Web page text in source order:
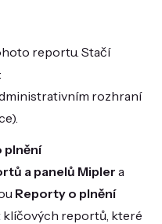
reportu. Stačí
rozhraní
plnění
a panelů Mipler a
Reporty o plnění
klíčových reportů, které